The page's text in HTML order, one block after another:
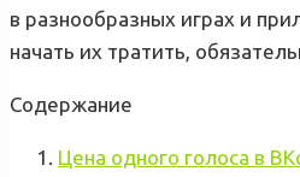
в разнообразных играх и
начать их тратить,
Содержание
Цена одного голоса в